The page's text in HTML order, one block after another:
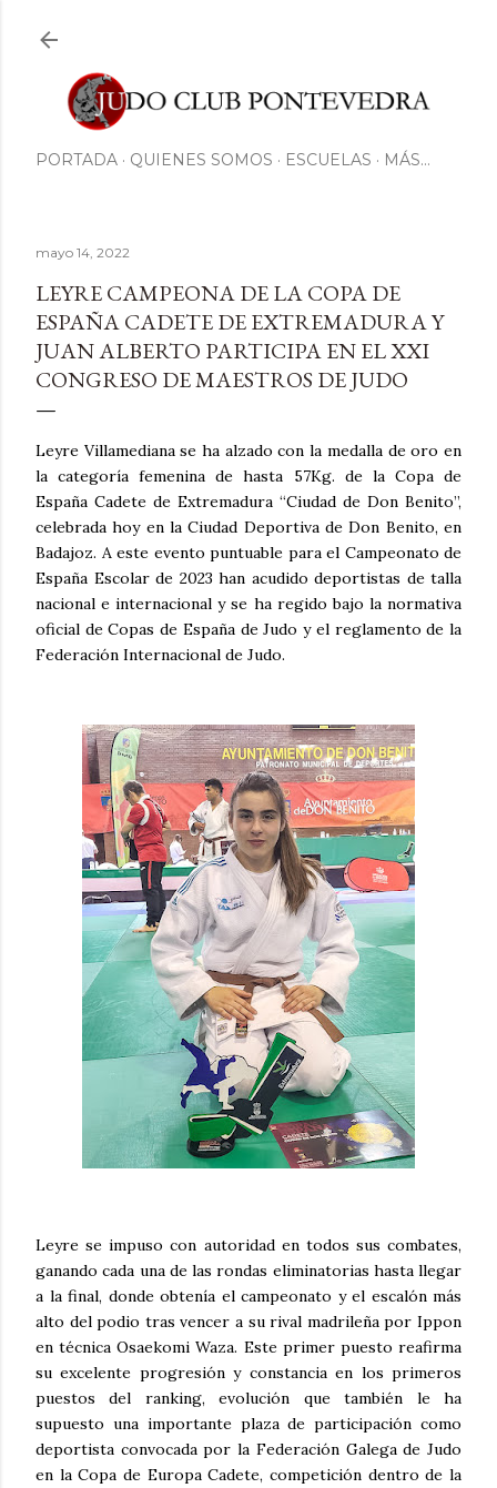
PORTADA QUIENES SOMOS ESCUELAS MÁS…
mayo 14, 2022
LEYRE CAMPEONA DE LA COPA DE
ESPAÑA CADETE DE EXTREMADURA Y
JUAN ALBERTO PARTICIPA EN EL XXI
CONGRESO DE MAESTROS DE JUDO
Leyre Villamediana se ha alzado con la medalla de oro en
la categoría femenina de hasta 57Kg. de la Copa de
España Cadete de Extremadura “Ciudad de Don Benito”,
celebrada hoy en la Ciudad Deportiva de Don Benito, en
Badajoz. A este evento puntuable para el Campeonato de
España Escolar de 2023 han acudido deportistas de talla
nacional e internacional y se ha regido bajo la normativa
oficial de Copas de España de Judo y el reglamento de la
Federación Internacional de Judo.
Leyre se impuso con autoridad en todos sus combates,
ganando cada una de las rondas eliminatorias hasta llegar
a la final, donde obtenía el campeonato y el escalón más
alto del podio tras vencer a su rival madrileña por Ippon
en técnica Osaekomi Waza. Este primer puesto reafirma
su excelente progresión y constancia en los primeros
puestos del ranking, evolución que también le ha
supuesto una importante plaza de participación como
deportista convocada por la Federación Galega de Judo
en la Copa de Europa Cadete, competición dentro de la